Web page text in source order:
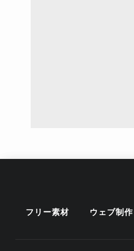
フリー素材 ウェブ制作